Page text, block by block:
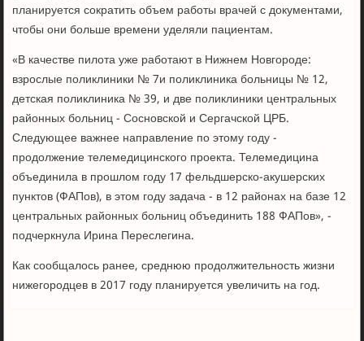
планируется сократить объем работы врачей с документами,
чтобы они больше времени уделяли пациентам.
«В качестве пилота уже работают в Нижнем Новгороде:
взрослые поликлиники № 7и поликлиника больницы № 12,
детская поликлиника № 39, и две поликлиники центральных
районных больниц - Сосновской и Сергачской ЦРБ.
Следующее важнее направление по этому году -
продолжение телемедицинского проекта. Телемедицина
объединила в прошлом году 17 фельдшерско-акушерских
пунктов (ФАПов), в этом году задача - в 12 районах на базе 12
центральных районных больниц объединить 188 ФАПов», -
подчеркнула Ирина Переслегина.
Как сообщалось ранее, среднюю продолжительность жизни
нижегородцев в 2017 году планируется увеличить на год.